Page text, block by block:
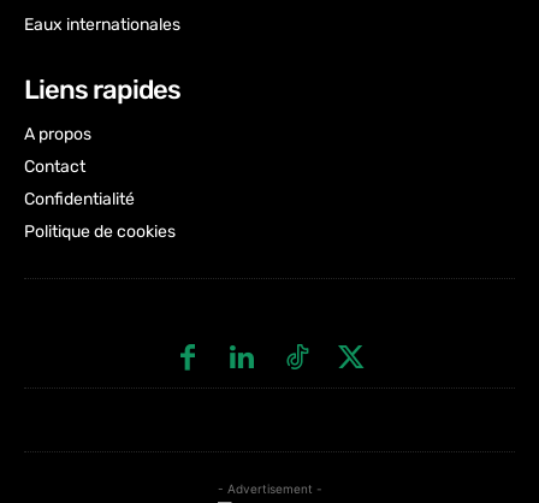
Eaux internationales
Liens rapides
A propos
Contact
Confidentialité
Politique de cookies
- Advertisement -